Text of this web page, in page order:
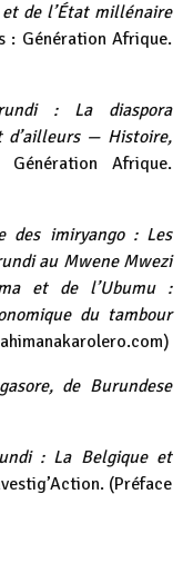
de l’État millénaire
: Génération Afrique.
: La diaspora
d’ailleurs — Histoire,
Afrique.
des imiryango : Les
au Mwene Mwezi
et de l’Ubumu :
du tambour
)
de Burundese
: La Belgique et
(Préface